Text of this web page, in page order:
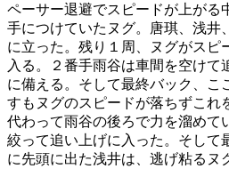
ペーサー退避でスピードが上がる
手につけていたヌグ。唐琪、浅井
に立った。残り１周、ヌグがスピ
入る。２番手雨谷は車間を空けて
に備える。そして最終バック、こ
すもヌグのスピードが落ちずこれ
代わって雨谷の後ろで力を溜めて
絞って追い上げに入った。そして
に先頭に出た浅井は、逃げ粘るヌ